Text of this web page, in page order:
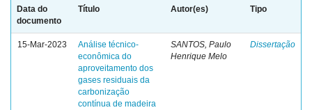
Data do
documento
Título Autor(es) Tipo
15-Mar-2023
Análise técnico-
econômica do
aproveitamento dos
gases residuais da
carbonização
contínua de madeira
SANTOS, Paulo
Henrique Melo
Dissertação